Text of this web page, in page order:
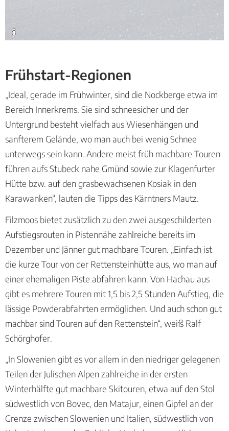
Frühstart-Regionen
„Ideal, gerade im Frühwinter, sind die Nockberge etwa im
Bereich Innerkrems. Sie sind schneesicher und der
Untergrund besteht vielfach aus Wiesenhängen und
sanfterem Gelände, wo man auch bei wenig Schnee
unterwegs sein kann. Andere meist früh machbare Touren
führen aufs Stubeck nahe Gmünd sowie zur Klagenfurter
Hütte bzw. auf den grasbewachsenen Kosiak in den
Karawanken“, lauten die Tipps des Kärntners Mautz.
Filzmoos bietet zusätzlich zu den zwei ausgeschilderten
Aufstiegsrouten in Pistennähe zahlreiche bereits im
Dezember und Jänner gut machbare Touren. „Einfach ist
die kurze Tour von der Rettensteinhütte aus, wo man auf
einer ehemaligen Piste abfahren kann. Von Hachau aus
gibt es mehrere Touren mit 1,5 bis 2,5 Stunden Aufstieg, die
lässige Powderabfahrten ermöglichen. Und auch schon gut
machbar sind Touren auf den Rettenstein“, weiß Ralf
Schörghofer.
„In Slowenien gibt es vor allem in den niedriger gelegenen
Teilen der Julischen Alpen zahlreiche in der ersten
Winterhälfte gut machbare Skitouren, etwa auf den Stol
südwestlich von Bovec, den Matajur, einen Gipfel an der
Grenze zwischen Slowenien und Italien, südwestlich von